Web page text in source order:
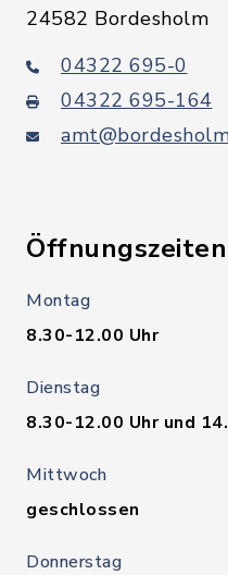
24582 Bordesholm
04322 695-0
04322 695-164
Öffnungszeiten
Montag
8.30-12.00 Uhr
Dienstag
8.30-12.00 Uhr und
Mittwoch
geschlossen
Donnerstag